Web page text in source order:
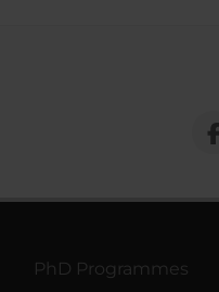
PhD Programmes